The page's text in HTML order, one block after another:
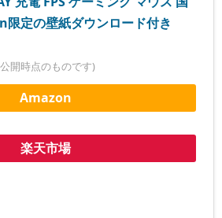
定の壁紙ダウンロード付き
開時点のものです)
Amazon
楽天市場